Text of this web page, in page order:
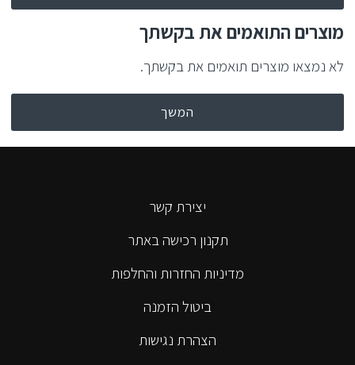
מוצרים התואמים את בקשתך
לא נמצאו מוצרים תואמים את בקשתך.
המשך
יצירת קשר
תקנון רכישה באתר
מדיניות החזרות והחלפות
ביטול הזמנה
הצהרת נגישות